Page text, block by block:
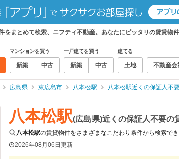
まとめて検索、ニフティ不動産。あなたにピッタリの賃貸物
マンションを買う
新築 中古
一戸建てを買う
新築 中古
建てる
土地 不動産会
広島県 東広島市 八本松駅 八本松駅近くの保証人不
八本松駅(広島県)近くの保証人不要の
八本松駅の賃貸物件をさまざまなこだわり条件から検索でき
2026年08月06日更新